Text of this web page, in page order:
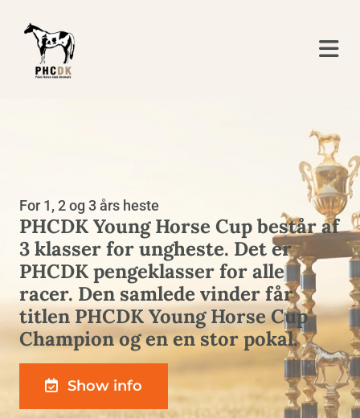
For 1, 2 og 3 års heste
PHCDK Young Horse Cup består af
3 klasser for ungheste. Det er
PHCDK pengeklasser for alle
racer. Den samlede vinder får
titlen PHCDK Young Horse Cup
Champion og en en stor pokal.
Show info